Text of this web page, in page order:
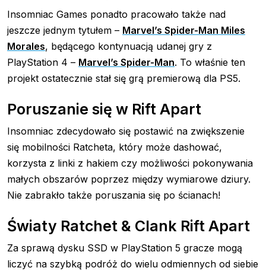
Insomniac Games ponadto pracowało także nad
jeszcze jednym tytułem – Marvel’s Spider-Man Miles
Morales, będącego kontynuacją udanej gry z
PlayStation 4 – Marvel’s Spider-Man. To właśnie ten
projekt ostatecznie stał się grą premierową dla PS5.
Poruszanie się w Rift Apart
Insomniac zdecydowało się postawić na zwiększenie
się mobilności Ratcheta, który może dashować,
korzysta z linki z hakiem czy możliwości pokonywania
małych obszarów poprzez między wymiarowe dziury.
Nie zabrakło także poruszania się po ścianach!
Światy Ratchet & Clank Rift Apart
Za sprawą dysku SSD w PlayStation 5 gracze mogą
liczyć na szybką podróż do wielu odmiennych od siebie